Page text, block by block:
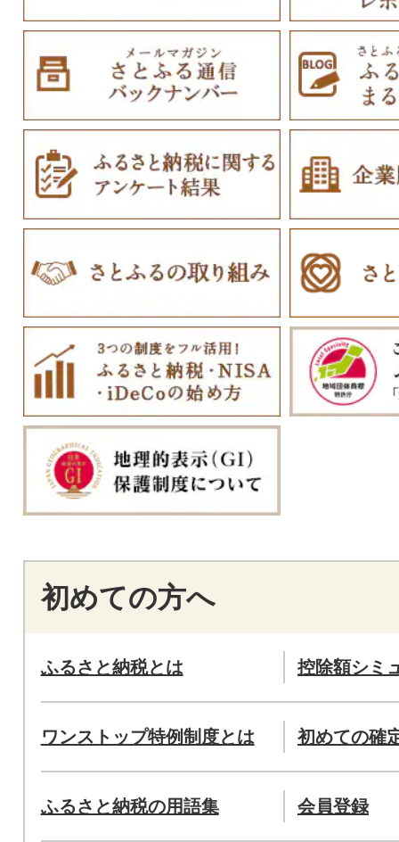
初めての方へ
ふるさと納税とは 控除額シミ
ワンストップ特例制度とは 初めての確
ふるさと納税の用語集 会員登録